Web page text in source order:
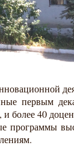
более 40
программы